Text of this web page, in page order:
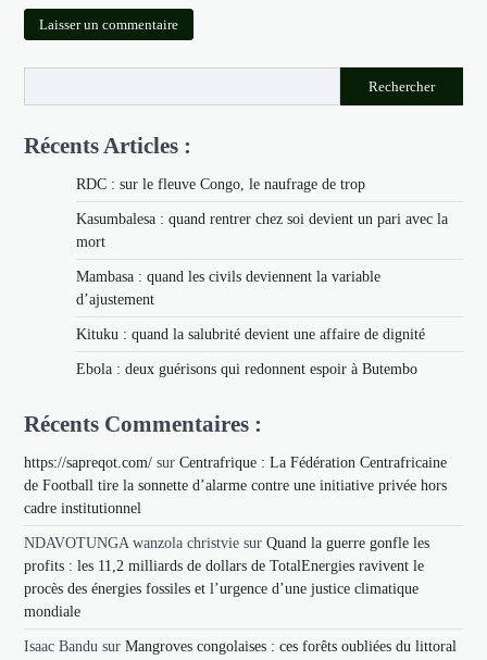
Rechercher
Récents Articles :
RDC : sur le fleuve Congo, le naufrage de trop
Kasumbalesa : quand rentrer chez soi devient un pari avec la
mort
Mambasa : quand les civils deviennent la variable
d’ajustement
Kituku : quand la salubrité devient une affaire de dignité
Ebola : deux guérisons qui redonnent espoir à Butembo
Récents Commentaires :
https://sapreqot.com/ surCentrafrique : La Fédération Centrafricaine
de Football tire la sonnette d’alarme contre une initiative privée hors
cadre institutionnel
NDAVOTUNGA wanzola christvie surQuand la guerre gonfle les
profits : les 11,2 milliards de dollars de TotalEnergies ravivent le
procès des énergies fossiles et l’urgence d’une justice climatique
mondiale
Isaac Bandu surMangroves congolaises : ces forêts oubliées du littoral